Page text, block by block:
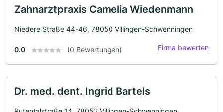
Zahnarztpraxis Camelia Wiedenmann
Niedere Straße 44-46, 78050 Villingen-Schwenningen
0.0 (0 Bewertungen) Firma bewerten
Dr. med. dent. Ingrid Bartels